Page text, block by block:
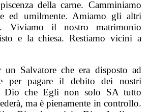
della carne. Camminiamo
ed umilmente. Amiamo gli altri
Viviamo il nostro matrimonio
e la chiesa. Restiamo vicini a
Salvatore che era disposto ad
per pagare il debito dei nostri
Dio che Egli non solo SA tutto
ma è pienamente in controllo.